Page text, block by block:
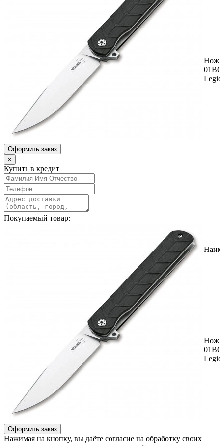
Нож
Оформить заказ
×
Купить в кредит
Покупаемый товар:
Нож
Оформить заказ
Нажимая на кнопку, вы даёте согласие на обработку своих